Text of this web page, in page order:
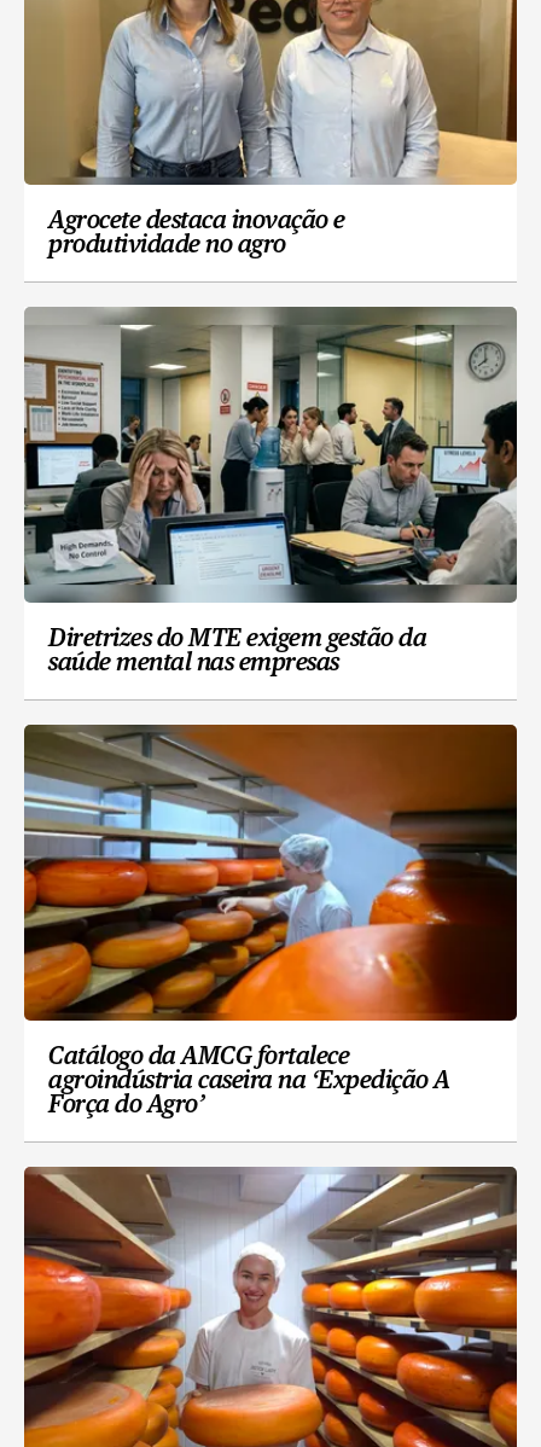
Agrocete destaca inovação e
produtividade no agro
Diretrizes do MTE exigem gestão da
saúde mental nas empresas
Catálogo da AMCG fortalece
agroindústria caseira na ‘Expedição A
Força do Agro’